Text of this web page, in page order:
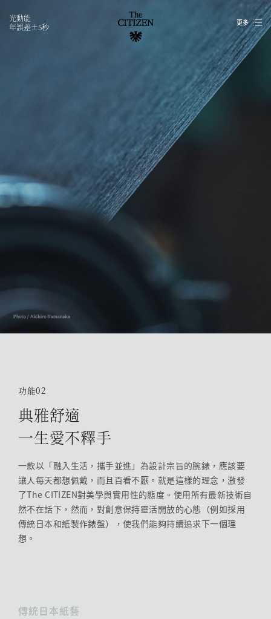
光動能
年誤差±5秒
更多
功能02
典雅舒適
一生愛不釋手
一款以「融入生活，攜手並進」為設計宗旨的腕錶，應該要
讓人每天都想佩戴，而且百看不厭。就是這樣的理念，激發
了The CITIZEN對美學與實用性的態度。使用所有最新技術自
然不在話下，然而，對創意保持靈活開放的心態（例如採用
傳統日本和紙製作錶盤），使我們能夠持續追求下一個理
想。
傳統日本紙藝